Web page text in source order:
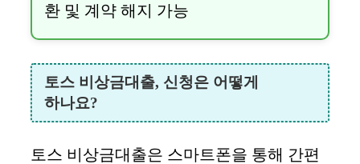
환 및 계약 해지 가능
토스 비상금대출, 신청은 어떻게
하나요?
토스 비상금대출은 스마트폰을 통해 간편